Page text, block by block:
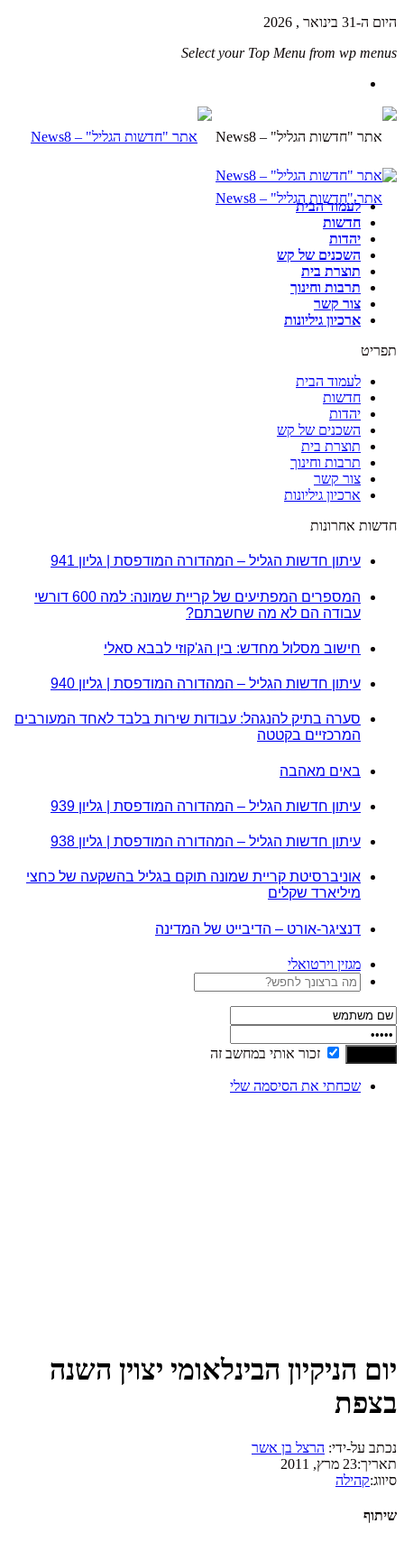
היום ה-31 בינואר , 2026
Select your Top Menu from wp menus
לעמוד הבית
חדשות
יהדות
השכנים של קש
תוצרת בית
תרבות וחינוך
צור קשר
ארכיון גיליונות
תפריט
לעמוד הבית
חדשות
יהדות
השכנים של קש
תוצרת בית
תרבות וחינוך
צור קשר
ארכיון גיליונות
חדשות אחרונות
עיתון חדשות הגליל – המהדורה המודפסת | גליון 941
המספרים המפתיעים של קריית שמונה: למה 600 דורשי
עבודה הם לא מה שחשבתם?
חישוב מסלול מחדש: בין הג'קוזי לבבא סאלי
עיתון חדשות הגליל – המהדורה המודפסת | גליון 940
סערה בתיק להנגהל: עבודות שירות בלבד לאחד המעורבים
המרכזיים בקטטה
באים מאהבה
עיתון חדשות הגליל – המהדורה המודפסת | גליון 939
עיתון חדשות הגליל – המהדורה המודפסת | גליון 938
אוניברסיטת קריית שמונה תוקם בגליל בהשקעה של כחצי
מיליארד שקלים
דנציגר-אורט – הדיבייט של המדינה
מגזין וירטואלי
זכור אותי במחשב זה
שכחתי את הסיסמה שלי
יום הניקיון הבינלאומי יצוין השנה
בצפת
נכתב על-ידי: הרצל בן אשר
תאריך:23 מרץ, 2011
סיווג:קהילה
שיתוף